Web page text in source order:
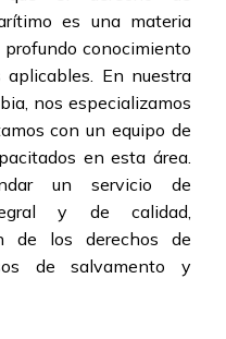
es una materia
conocimiento
En nuestra
nos especializamos
con un equipo de
en esta área.
un servicio de
y de calidad,
de los derechos de
de salvamento y